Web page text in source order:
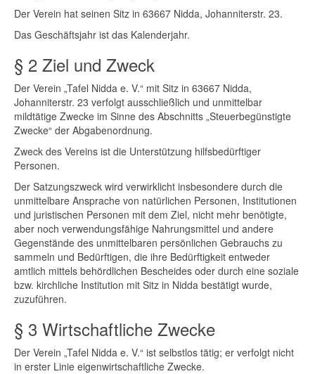
Der Verein hat seinen Sitz in 63667 Nidda, Johanniterstr. 23.
Das Geschäftsjahr ist das Kalenderjahr.
§ 2 Ziel und Zweck
Der Verein „Tafel Nidda e. V.“ mit Sitz in 63667 Nidda,
Johanniterstr. 23 verfolgt ausschließlich und unmittelbar
mildtätige Zwecke im Sinne des Abschnitts „Steuerbegünstigte
Zwecke“ der Abgabenordnung.
Zweck des Vereins ist die Unterstützung hilfsbedürftiger
Personen.
Der Satzungszweck wird verwirklicht insbesondere durch die
unmittelbare Ansprache von natürlichen Personen, Institutionen
und juristischen Personen mit dem Ziel, nicht mehr benötigte,
aber noch verwendungsfähige Nahrungsmittel und andere
Gegenstände des unmittelbaren persönlichen Gebrauchs zu
sammeln und Bedürftigen, die ihre Bedürftigkeit entweder
amtlich mittels behördlichen Bescheides oder durch eine soziale
bzw. kirchliche Institution mit Sitz in Nidda bestätigt wurde,
zuzuführen.
§ 3 Wirtschaftliche Zwecke
Der Verein „Tafel Nidda e. V.“ ist selbstlos tätig; er verfolgt nicht
in erster Linie eigenwirtschaftliche Zwecke.